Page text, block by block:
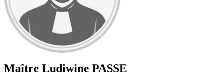
Maître Ludiwine PASSE